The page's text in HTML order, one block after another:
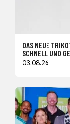
DAS NEUE
SCHNELL UND
03.08.26